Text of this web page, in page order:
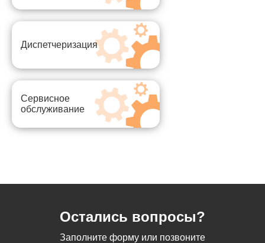
Диспетчеризация
Сервисное
обслуживание
Остались вопросы?
Заполните форму или позвоните